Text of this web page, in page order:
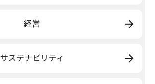
経営
サステナビリティ